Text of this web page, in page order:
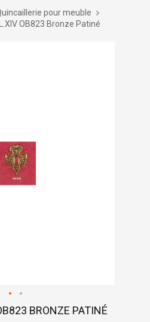
pour meuble
OB823 Bronze Patiné
BRONZE PATINÉ